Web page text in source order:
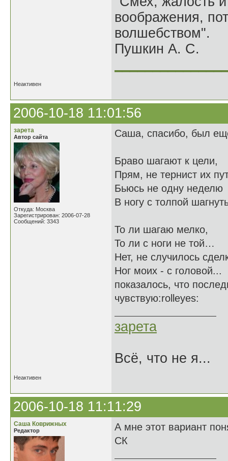
воображения,
волшебством".
Пушкин А. С.
Неактивен
2006-10-18 11:01:56
зарета
Автор сайта
Откуда: Москва
Зарегистрирован: 2006-07-28
Сообщений: 3343
Саша, спасибо, был
Браво шагают к цели,
Прям, не тернист их
Бьюсь не одну неделю
В ногу с толпой
То ли шагаю мелко,
То ли с ноги не той…
Нет, не случилось
Ног моих - с головой...
показалось, что
чувствую:rolleyes:
зарета
Всё, что не я...
Неактивен
2006-10-18 11:11:29
Саша Коврижных
Редактор
А мне этот вариант
СК